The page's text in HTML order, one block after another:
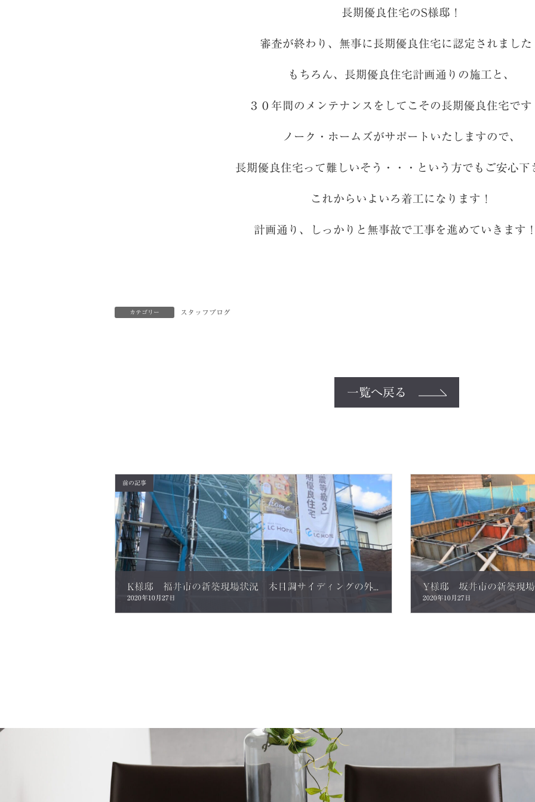
長期優良住宅のS様邸！
審査が終わり、無事に長期優良住宅に認定されました
もちろん、長期優良住宅計画通りの施工と、
３０年間のメンテナンスをしてこその長期優良住宅です
ノーク・ホームズがサポートいたしますので、
長期優良住宅って難しいそう・・・という方でもご安心
これからいよいろ着工になります！
計画通り、しっかりと無事故で工事を進めていきます
カテゴリー スタッフブログ
一覧へ戻る
前の記事
2020年10月27日 2020年10月27日